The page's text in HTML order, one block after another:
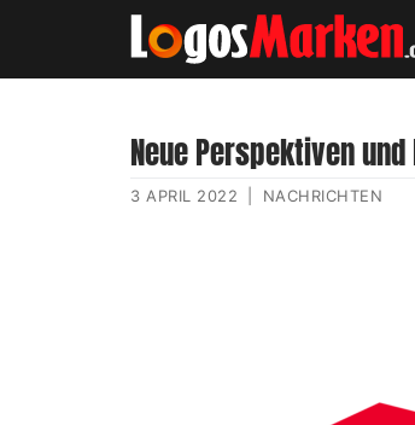
Neue Perspektiven
3 APRIL 2022 NACHRICHTEN